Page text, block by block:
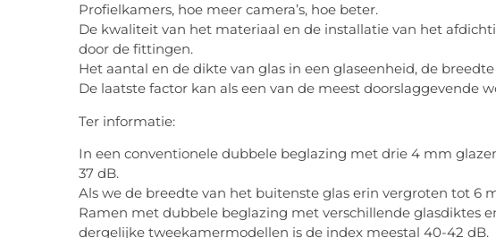
Profielkamers, hoe meer camera’s, hoe beter.
De kwaliteit van het materiaal en de installatie van het
door de fittingen.
Het aantal en de dikte van glas in een glaseenheid, de
De laatste factor kan als een van de meest doorslaggevende
Ter informatie:
In een conventionele dubbele beglazing met drie 4 mm
37 dB.
Als we de breedte van het buitenste glas erin vergroten tot 6
Ramen met dubbele beglazing met verschillende glasdiktes
dergelijke tweekamermodellen is de index meestal 40-42 dB.